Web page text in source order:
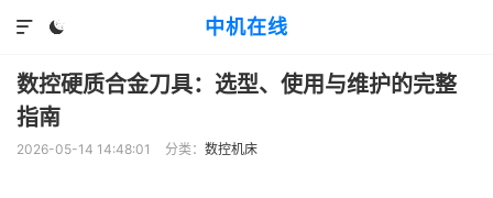
中机在线


数控硬质合金刀具：选型、使用与维护的完整
指南
2026-05-14 14:48:01 分类： 数控机床